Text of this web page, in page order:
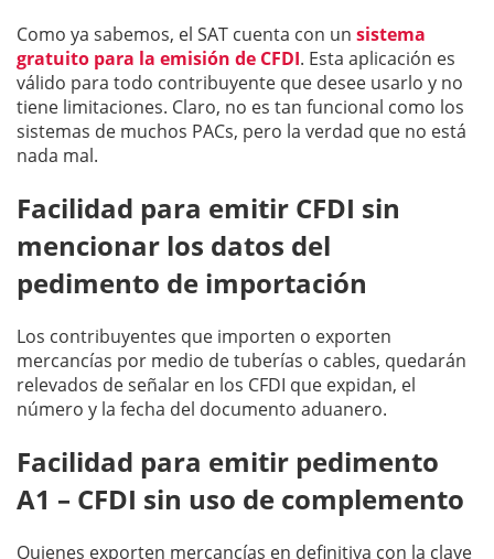
Como ya sabemos, el SAT cuenta con un sistema
gratuito para la emisión de CFDI. Esta aplicación es
válido para todo contribuyente que desee usarlo y no
tiene limitaciones. Claro, no es tan funcional como los
sistemas de muchos PACs, pero la verdad que no está
nada mal.
Facilidad para emitir CFDI sin
mencionar los datos del
pedimento de importación
Los contribuyentes que importen o exporten
mercancías por medio de tuberías o cables, quedarán
relevados de señalar en los CFDI que expidan, el
número y la fecha del documento aduanero.
Facilidad para emitir pedimento
A1 – CFDI sin uso de complemento
Quienes exporten mercancías en definitiva con la clave